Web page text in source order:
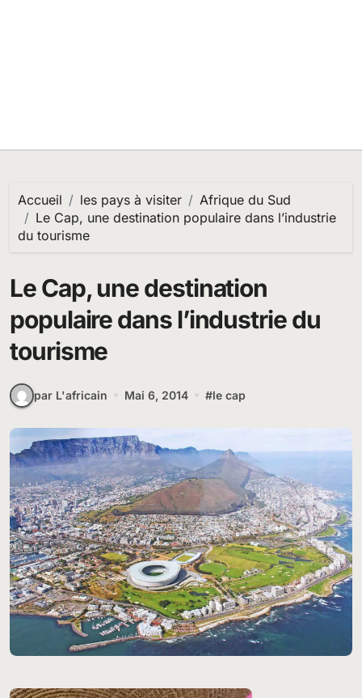
Accueil les pays à visiter
Afrique du Sud
Le Cap, une destination populaire dans l’industrie
du tourisme
Le Cap, une destination
populaire dans l’industrie du
tourisme
par L'africain Mai 6, 2014 #le cap